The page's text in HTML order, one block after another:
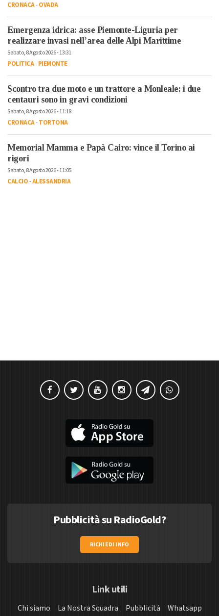
CRONACA-OVADA
Emergenza idrica: asse Piemonte-Liguria per
realizzare invasi nell’area delle Alpi Marittime
Sabato, 8 Agosto 2026 - 13:31
POLITICA-PIEMONTE
Scontro tra due moto e un trattore a Monleale: i due
centauri sono in gravi condizioni
Sabato, 8 Agosto 2026 - 11:18
CRONACA-TORTONA
Memorial Mamma e Papà Cairo: vince il Torino ai
rigori
Sabato, 8 Agosto 2026 - 11:05
CALCIO-ALESSANDRIA
Pubblicità su RadioGold?
RICHIEDI INFO
Link utili
Chi siamo La Nostra Squadra Pubblicità
Whatsapp